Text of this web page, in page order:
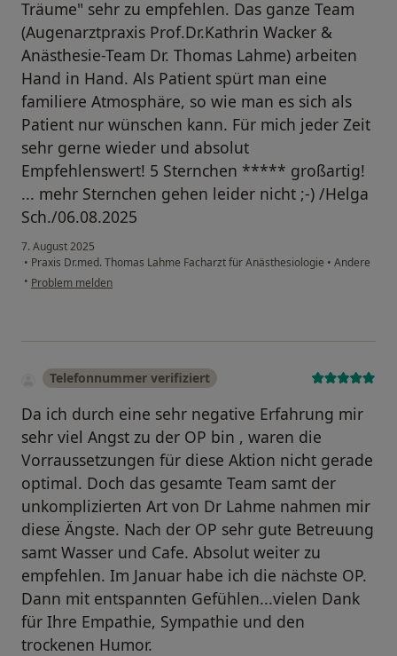
Träume" sehr zu empfehlen. Das ganze Team
(Augenarztpraxis Prof.Dr.Kathrin Wacker &
Anästhesie-Team Dr. Thomas Lahme) arbeiten
Hand in Hand. Als Patient spürt man eine
familiere Atmosphäre, so wie man es sich als
Patient nur wünschen kann. Für mich jeder Zeit
sehr gerne wieder und absolut
Empfehlenswert! 5 Sternchen ***** großartig!
... mehr Sternchen gehen leider nicht ;-) /Helga
Sch./06.08.2025
7. August 2025
• Praxis Dr.med. Thomas Lahme Facharzt für Anästhesiologie • Andere
• Problem melden
Telefonnummer verifiziert
Da ich durch eine sehr negative Erfahrung mir
sehr viel Angst zu der OP bin , waren die
Vorraussetzungen für diese Aktion nicht gerade
optimal. Doch das gesamte Team samt der
unkomplizierten Art von Dr Lahme nahmen mir
diese Ängste. Nach der OP sehr gute Betreuung
samt Wasser und Cafe. Absolut weiter zu
empfehlen. Im Januar habe ich die nächste OP.
Dann mit entspannten Gefühlen...vielen Dank
für Ihre Empathie, Sympathie und den
trockenen Humor.